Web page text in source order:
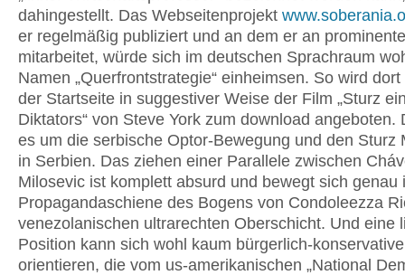
dahingestellt. Das Webseitenprojekt
er regelmäßig publiziert und an dem er an
mitarbeitet, würde sich im deutschen Sprachraum
Namen „Querfrontstrategie“ einheimsen. So wird
der Startseite in suggestiver Weise der Film „Sturz
Diktators“ von Steve York zum download angeboten.
es um die serbische Optor-Bewegung und den Sturz
in Serbien. Das ziehen einer Parallele zwischen
Milosevic ist komplett absurd und bewegt sich genau
Propagandaschiene des Bogens von Condoleezza
venezolanischen ultrarechten Oberschicht. Und eine
Position kann sich wohl kaum bürgerlich-
orientieren, die vom us-amerikanischen „National